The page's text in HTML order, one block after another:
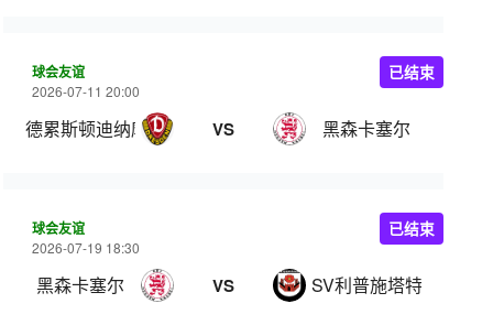
球会友谊
2026-07-11 20:00
德累斯顿迪纳摩 VS 黑森卡塞尔
已结束
球会友谊
2026-07-19 18:30
黑森卡塞尔 VS SV利普施塔特
已结束